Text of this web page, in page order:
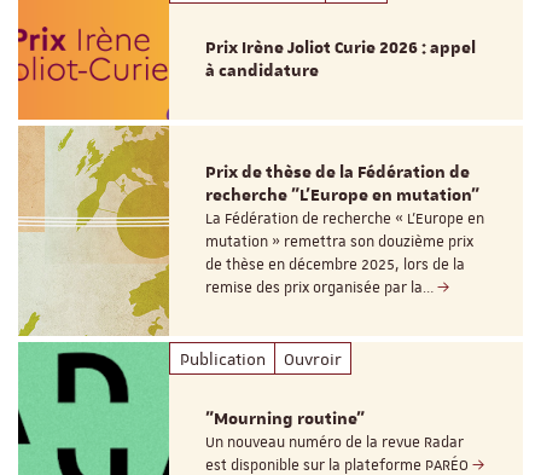
Prix Irène Joliot Curie 2026 : appel
à candidature
Prix de thèse de la Fédération de
recherche "L’Europe en mutation"
La Fédération de recherche « L’Europe en
mutation » remettra son douzième prix
de thèse en décembre 2025, lors de la
remise des prix organisée par la…
Publication Ouvroir
"Mourning routine"
Un nouveau numéro de la revue Radar
est disponible sur la plateforme PARÉO